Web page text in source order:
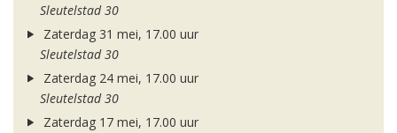
Sleutelstad 30
Zaterdag 31 mei, 17.00 uur
Sleutelstad 30
Zaterdag 24 mei, 17.00 uur
Sleutelstad 30
Zaterdag 17 mei, 17.00 uur